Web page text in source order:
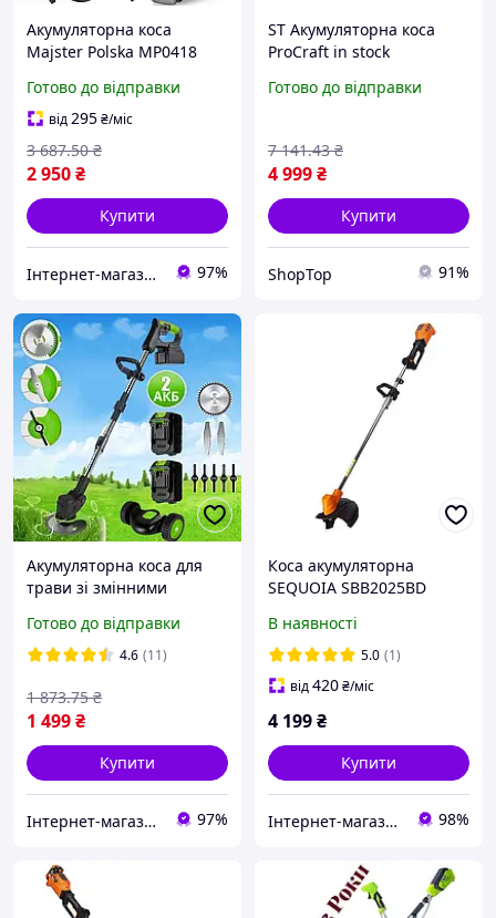
Акумуляторна коса
Majster Polska MP0418
Готово до відправки
від295₴/міс
2 950₴
3 687.50 ₴
Купити
Інтернет-магазин «Копійка» 97%
ST Акумуляторна коса
ProCraft in stock
Ач для скошування трави
Готово до відправки
4 999₴
7 141.43 ₴
Купити
ShopTop 91%
Акумуляторна коса для
трави зі змінними
робіт у саду 2 АКБ 8 ножів
Газонокосарка
Готово до відправки
4.6 (11)
1 499₴
1 873.75 ₴
Купити
Інтернет-магазин "Grantech" 97%
Коса акумуляторна
SEQUOIA SBB2025BD
В наявності
5.0 (1)
від420₴/міс
4 199₴
Купити
Інтернет-магазин ELEKTROMAG 98%